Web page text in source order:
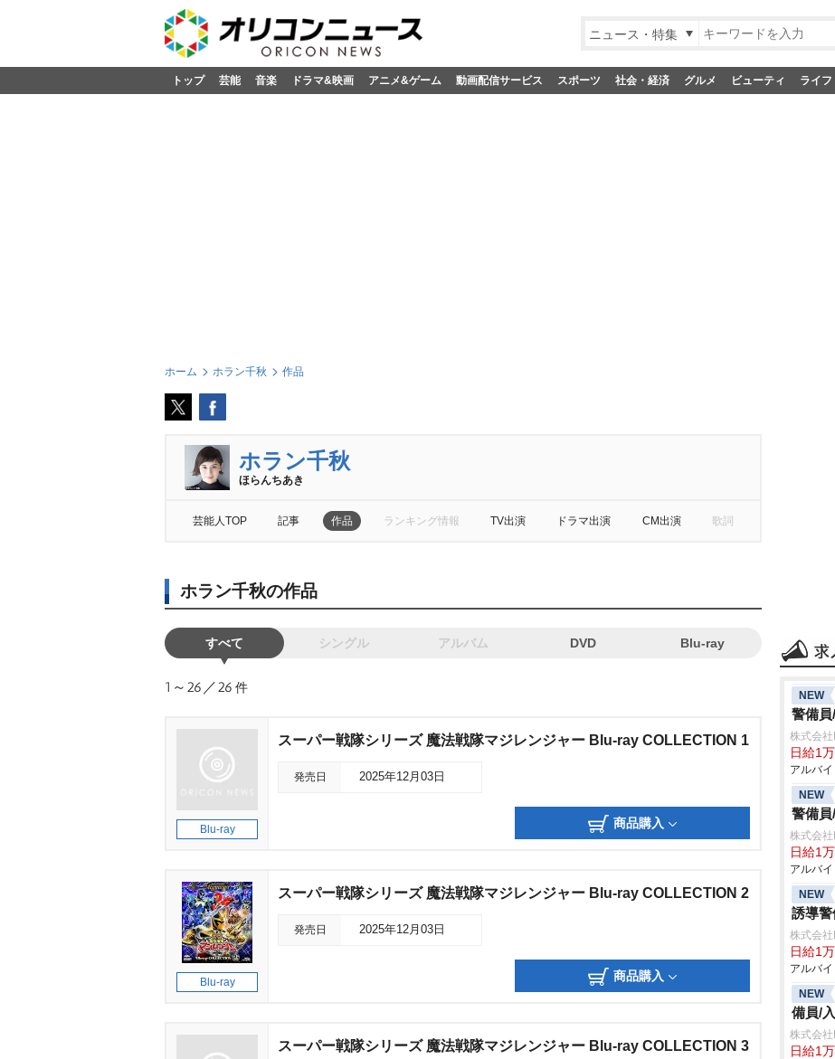
ニュース・特集
トップ 芸能 音楽 ドラマ&映画 アニメ&ゲーム 動画配信サービス スポーツ 社会・経済 グルメ ビューティ ライフ
ホーム ホラン千秋 作品
ホラン千秋
ほらんちあき
芸能人TOP 記事 作品 ランキング情報 TV出演 ドラマ出演 CM出演 歌詞
ホラン千秋の作品
すべて シングル アルバム DVD Blu-ray
1～26／26 件
Blu-ray
スーパー戦隊シリーズ 魔法戦隊マジレンジャー Blu-ray COLLECTION 1
発売日 2025年12月03日
商品購入
Blu-ray
スーパー戦隊シリーズ 魔法戦隊マジレンジャー Blu-ray COLLECTION 2
発売日 2025年12月03日
商品購入
スーパー戦隊シリーズ 魔法戦隊マジレンジャー Blu-ray COLLECTION 3
NEW
警備
株式会
日給1
アルバ
NEW
警備
株式会
日給1
アルバ
NEW
誘導
株式会
日給1
アルバ
NEW
備員/
株式会
日給1